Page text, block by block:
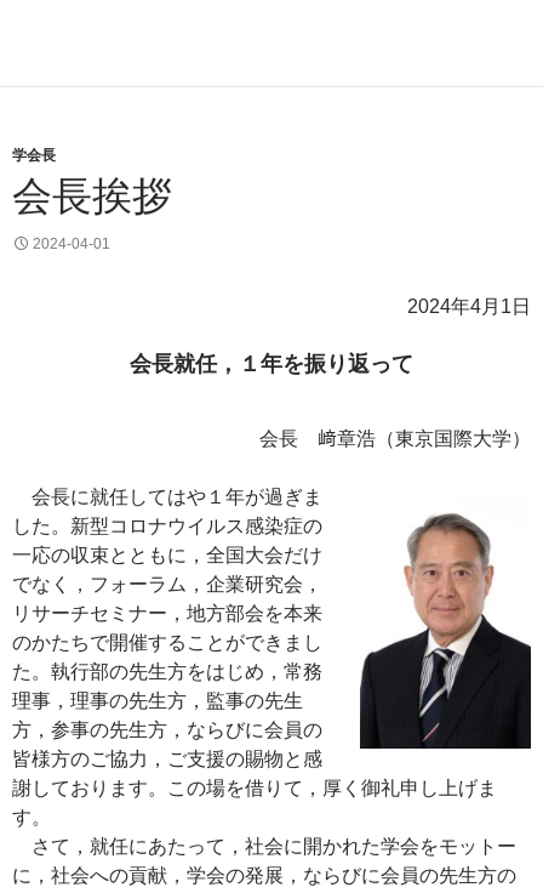
学会長
会長挨拶
2024-04-01
2024年4月1日
会長就任，１年を振り返って
会長 﨑章浩（東京国際大学）
会長に就任してはや１年が過ぎま
した。新型コロナウイルス感染症の
一応の収束とともに，全国大会だけ
でなく，フォーラム，企業研究会，
リサーチセミナー，地方部会を本来
のかたちで開催することができまし
た。執行部の先生方をはじめ，常務
理事，理事の先生方，監事の先生
方，参事の先生方，ならびに会員の
皆様方のご協力，ご支援の賜物と感
謝しております。この場を借りて，厚く御礼申し上げま
す。
さて，就任にあたって，社会に開かれた学会をモットー
に，社会への貢献，学会の発展，ならびに会員の先生方の